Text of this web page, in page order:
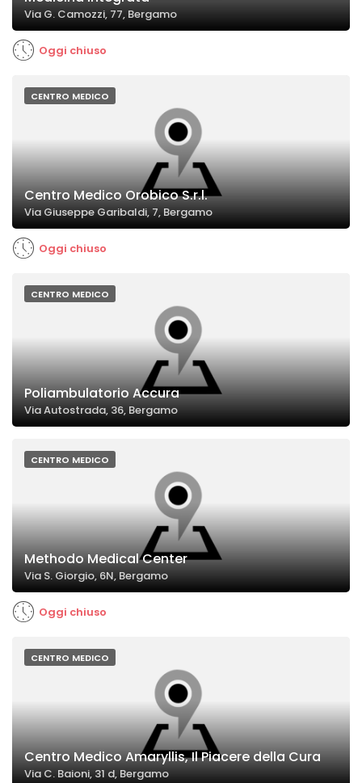
Via G. Camozzi, 77, Bergamo
Oggi chiuso
CENTRO MEDICO
Centro Medico Orobico S.r.l.
Via Giuseppe Garibaldi, 7, Bergamo
Oggi chiuso
CENTRO MEDICO
Poliambulatorio Accura
Via Autostrada, 36, Bergamo
CENTRO MEDICO
Methodo Medical Center
Via S. Giorgio, 6N, Bergamo
Oggi chiuso
CENTRO MEDICO
Centro Medico Amaryllis, Il Piacere della Cura
Via C. Baioni, 31 d, Bergamo